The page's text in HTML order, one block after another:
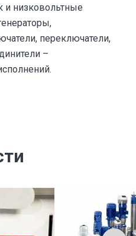
и низковольтные
переключатели,
–